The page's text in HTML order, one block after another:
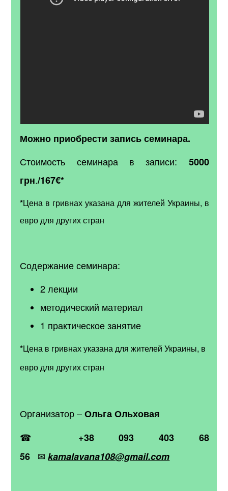
Можно приобрести запись семинара.
Стоимость семинара в записи: 5000
грн./167€*
*Цена в гривнах указана для жителей Украины, в
евро для других стран
Содержание семинара:
2 лекции
методический материал
1 практическое занятие
*Цена в гривнах указана для жителей Украины, в
евро для других стран
Организатор –Ольга Ольховая
☎ +38 093 403 68
56
✉kamalavana108@gmail.com